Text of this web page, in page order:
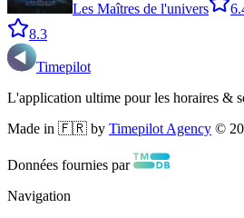
Les Maîtres de l'univers
8.3
Timepilot
L'application ultime pour les horaires &
Made in 🇫🇷 by Timepilot Agency ©
Données fournies par
Navigation